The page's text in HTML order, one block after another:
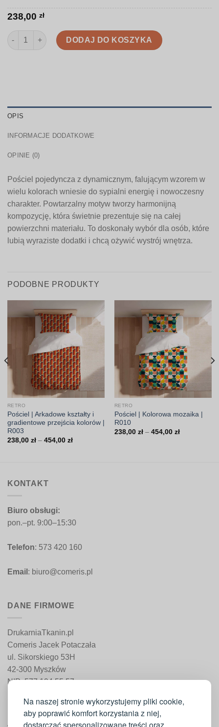
Na naszej stronie wykorzystujemy pliki cookie,
aby poprawić komfort korzystania z niej,
238,00 zł
ilość Pościel | Kolorowe powtarzalne fale | R012
DODAJ DO KOSZYKA
OPIS
INFORMACJE DODATKOWE
OPINIE (0)
Pościel pojedyncza z dynamicznym, falującym wzorem w
wielu kolorach wniesie do sypialni energię i nowoczesny
charakter. Powtarzalny motyw tworzy harmonijną
kompozycję, która świetnie prezentuje się na całej
powierzchni materiału. To doskonały wybór dla osób, które
lubią wyraziste dodatki i chcą ożywić wystrój wnętrza.
PODOBNE PRODUKTY
RETRO
Pościel | Arkadowe kształty i
gradientowe przejścia kolorów |
R003
238,00 zł – 454,00 złZakres
RETRO
Pościel | Kolorowa mozaika |
R010
238,00 zł – 454,00 złZakres
KONTAKT
Biuro obsługi:
pon.–pt. 9:00–15:30
Telefon: 573 420 160
Email : biuro@comeris.pl
DANE FIRMOWE
DrukarniaTkanin.pl
Comeris Jacek Potaczała
ul. Sikorskiego 53H
42-300 Myszków
NIP: 577 194 55 57